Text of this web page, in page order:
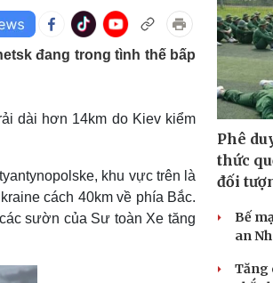
Xe máy
Doanh nghiệp
Thông tin doanh
Doanh nghiệp 24h
Doanh nhân
Vì cộng đồng
sĩ
trang
Việt
Tư vấn
Săn Tour
đang trong tình thế bấp
dài hơn 14km do Kiev kiểm
khu vực trên là
cách 40km về phía Bắc.
sườn của Sư toàn Xe tăng
Phê
thức
đối
Bế
an
Tăng